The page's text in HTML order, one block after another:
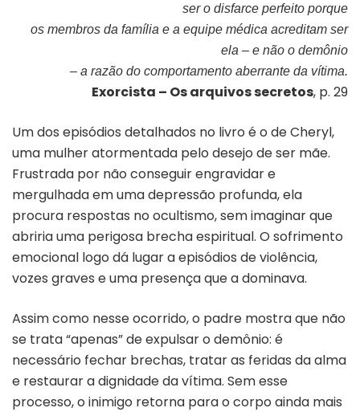
ser o disfarce perfeito porque
os membros da família e a equipe médica acreditam ser
ela – e não o demônio
– a razão do comportamento aberrante da vítima.
Exorcista – Os arquivos secretos, p. 29
Um dos episódios detalhados no livro é o de Cheryl,
uma mulher atormentada pelo desejo de ser mãe.
Frustrada por não conseguir engravidar e
mergulhada em uma depressão profunda, ela
procura respostas no ocultismo, sem imaginar que
abriria uma perigosa brecha espiritual. O sofrimento
emocional logo dá lugar a episódios de violência,
vozes graves e uma presença que a dominava.
Assim como nesse ocorrido, o padre mostra que não
se trata “apenas” de expulsar o demônio: é
necessário fechar brechas, tratar as feridas da alma
e restaurar a dignidade da vítima. Sem esse
processo, o inimigo retorna para o corpo ainda mais